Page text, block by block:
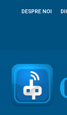
DESPRE NOI